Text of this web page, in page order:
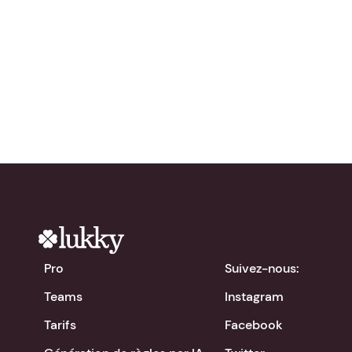
Pro
Teams
Tarifs
Suivez-nous:
Instagram
Facebook